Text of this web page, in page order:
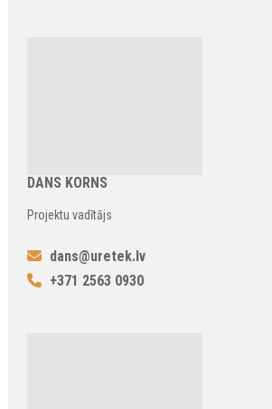
DANS KORNS
Projektu vadītājs
dans@uretek.lv
+371 2563 0930